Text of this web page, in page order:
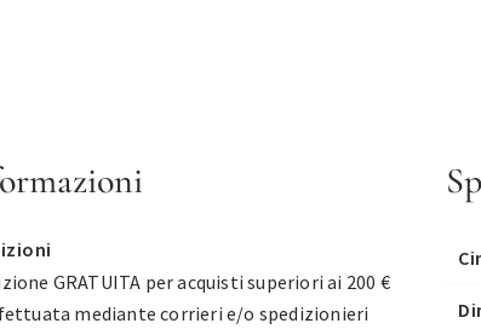
GRATUITA per acquisti superiori ai 200 €
mediante corrieri e/o spedizionieri